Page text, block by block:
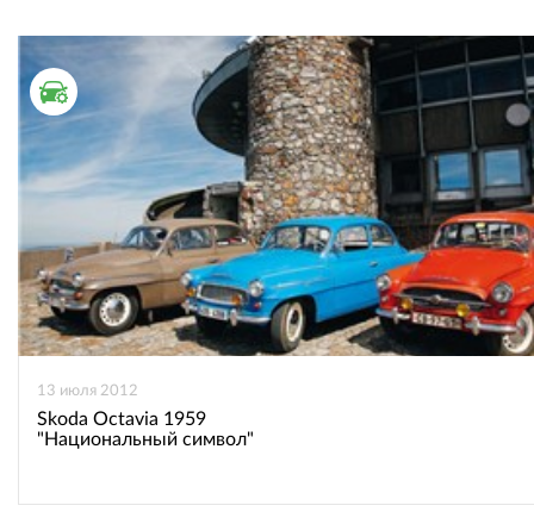
ТЕСТ ДРАЙВ
13 июля 2012
Skoda Octavia 1959
"Национальный символ"